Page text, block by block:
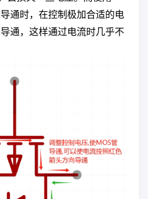
通时，在控制极加合适的电
通，这样通过电流时几乎不